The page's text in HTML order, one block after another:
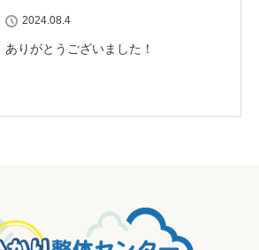
2024.08.4
ありがとうございました！